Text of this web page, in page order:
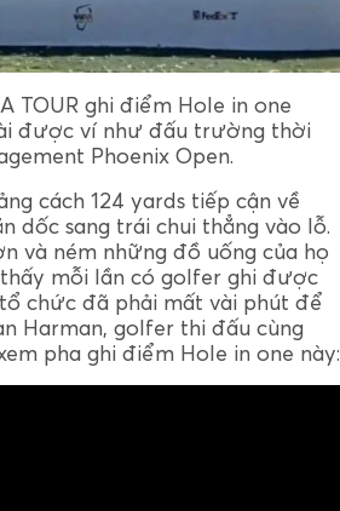
TOUR ghi điểm Hole in one
được ví như đấu trường thời
Phoenix Open.
cách 124 yards tiếp cận về
dốc sang trái chui thẳng vào lỗ.
và ném những đồ uống của họ
mỗi lần có golfer ghi được
chức đã phải mất vài phút để
Harman, golfer thi đấu cùng
pha ghi điểm Hole in one này: